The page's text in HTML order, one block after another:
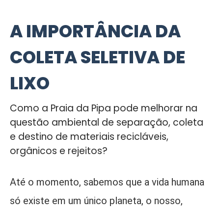
A IMPORTÂNCIA DA
COLETA SELETIVA DE
LIXO
Como a Praia da Pipa pode melhorar na
questão ambiental de separação, coleta
e destino de materiais recicláveis,
orgânicos e rejeitos?
Até o momento, sabemos que a vida humana
só existe em um único planeta, o nosso,